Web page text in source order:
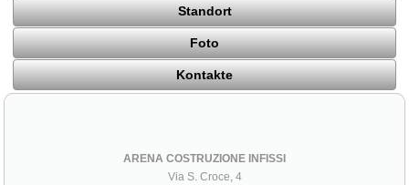
Standort
Foto
Kontakte
ARENA COSTRUZIONE INFISSI
Via S. Croce, 4